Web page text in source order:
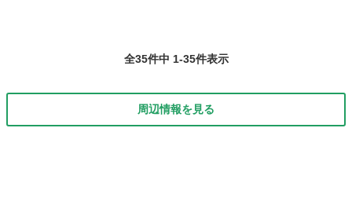
全35件中 1-35件表示
周辺情報を見る